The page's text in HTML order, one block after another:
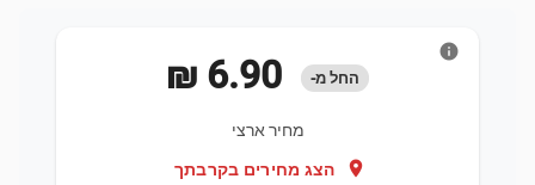
החל מ-
מחיר ארצי
location_on הצג מחירים בקרבתך
info